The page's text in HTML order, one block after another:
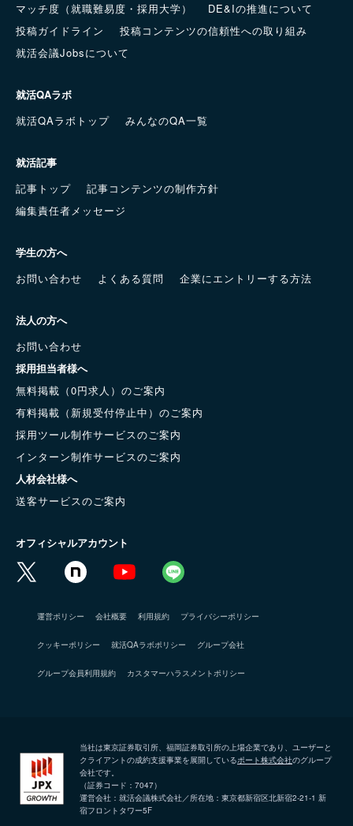
マッチ度（就職難易度・採用大学）
DE&Iの推進について
投稿ガイドライン
投稿コンテンツの信頼性への取り組み
就活会議Jobsについて
就活QAラボ
就活QAラボトップ
みんなのQA一覧
就活記事
記事トップ
記事コンテンツの制作方針
編集責任者メッセージ
学生の方へ
お問い合わせ
よくある質問 企業にエントリーする方法
法人の方へ
お問い合わせ
採用担当者様へ
無料掲載（0円求人）のご案内
有料掲載（新規受付停止中）のご案内
採用ツール制作サービスのご案内
インターン制作サービスのご案内
人材会社様へ
送客サービスのご案内
オフィシャルアカウント
運営ポリシー 会社概要 利用規約 プライバシーポリシー
クッキーポリシー 就活QAラボポリシー グループ会社
グループ会員利用規約 カスタマーハラスメントポリシー
当社は東京証券取引所、福岡証券取引所の上場企業であり、ユーザーと
クライアントの成約支援事業を展開しているポート株式会社のグループ
会社です。
（証券コード：7047）
運営会社：就活会議株式会社／所在地：東京都新宿区北新宿2-21-1 新
宿フロントタワー5F